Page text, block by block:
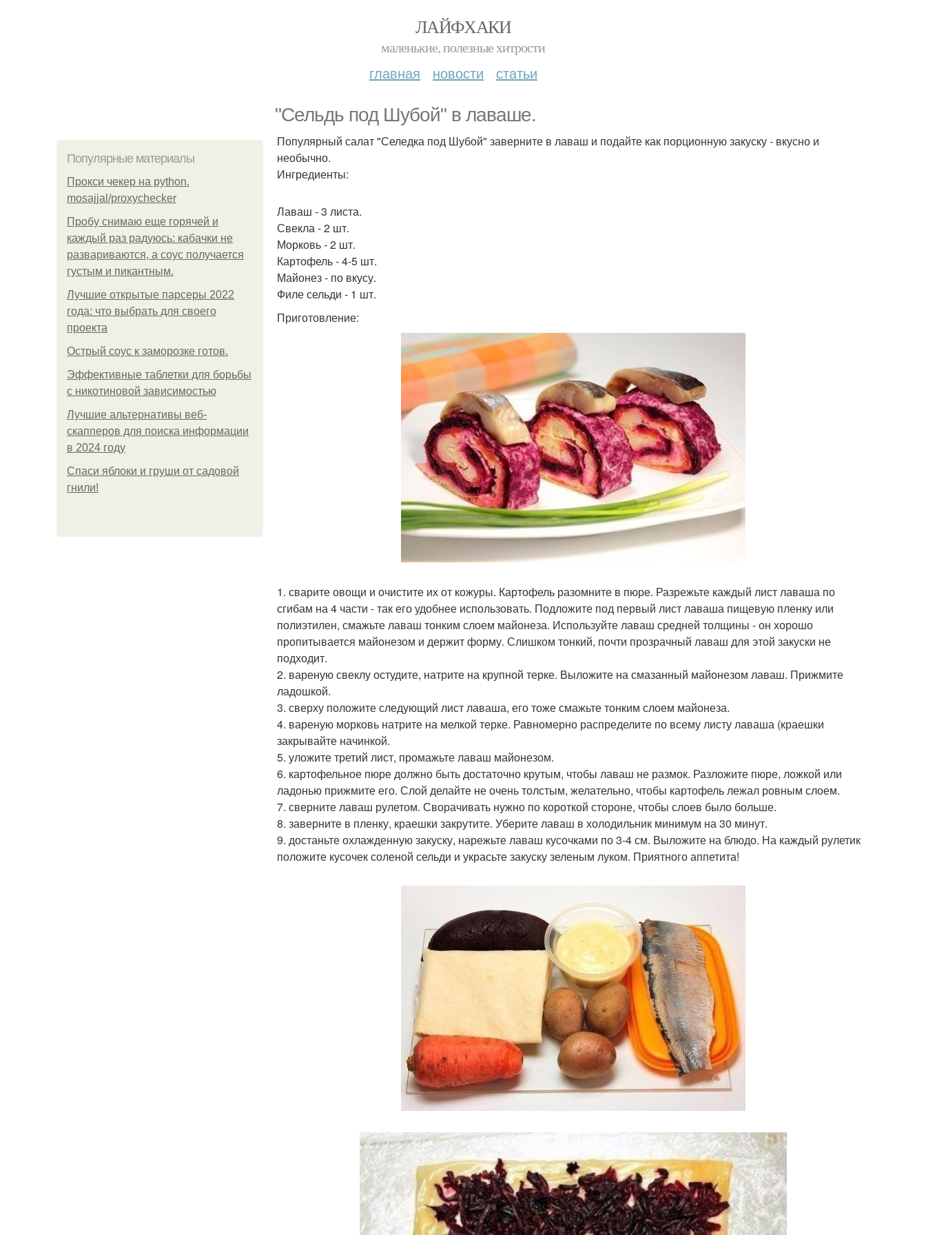
ЛАЙФХАКИ
маленькие, полезные хитрости
главная новости статьи
"Сельдь под Шубой" в лаваше.
Популярные материалы
Прокси чекер на python.
mosajjal/proxychecker
Пробу снимаю еще горячей и
каждый раз радуюсь: кабачки не
развариваются, а соус получается
густым и пикантным.
Лучшие открытые парсеры 2022
года: что выбрать для своего
проекта
Острый соус к заморозке готов.
Эффективные таблетки для борьбы
с никотиновой зависимостью
Лучшие альтернативы веб-
скапперов для поиска информации
в 2024 году
Спаси яблоки и груши от садовой
гнили!
Популярный салат "Селедка под Шубой" заверните в лаваш и подайте как порционную закуску - вкусно и
необычно.
Ингредиенты:
Лаваш - 3 листа.
Свекла - 2 шт.
Морковь - 2 шт.
Картофель - 4-5 шт.
Майонез - по вкусу.
Филе сельди - 1 шт.
Приготовление:
1. сварите овощи и очистите их от кожуры. Картофель разомните в пюре. Разрежьте каждый лист лаваша по
сгибам на 4 части - так его удобнее использовать. Подложите под первый лист лаваша пищевую пленку или
полиэтилен, смажьте лаваш тонким слоем майонеза. Используйте лаваш средней толщины - он хорошо
пропитывается майонезом и держит форму. Слишком тонкий, почти прозрачный лаваш для этой закуски не
подходит.
2. вареную свеклу остудите, натрите на крупной терке. Выложите на смазанный майонезом лаваш. Прижмите
ладошкой.
3. сверху положите следующий лист лаваша, его тоже смажьте тонким слоем майонеза.
4. вареную морковь натрите на мелкой терке. Равномерно распределите по всему листу лаваша (краешки
закрывайте начинкой.
5. уложите третий лист, промажьте лаваш майонезом.
6. картофельное пюре должно быть достаточно крутым, чтобы лаваш не размок. Разложите пюре, ложкой или
ладонью прижмите его. Слой делайте не очень толстым, желательно, чтобы картофель лежал ровным слоем.
7. сверните лаваш рулетом. Сворачивать нужно по короткой стороне, чтобы слоев было больше.
8. заверните в пленку, краешки закрутите. Уберите лаваш в холодильник минимум на 30 минут.
9. достаньте охлажденную закуску, нарежьте лаваш кусочками по 3-4 см. Выложите на блюдо. На каждый рулетик
положите кусочек соленой сельди и украсьте закуску зеленым луком. Приятного аппетита!